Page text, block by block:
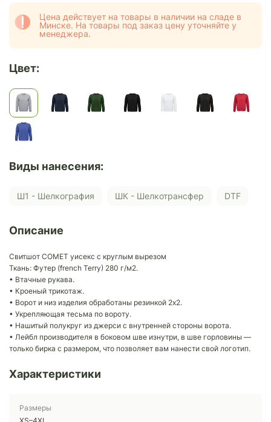
Цена действует на товары в наличии на сладе в
Минске. На товары под заказ цену уточняйте у
менеджера.
Цвет:
Виды нанесения:
Ш1 - Шелкография ШК - Шелкотрансфер DTF
Описание
Свитшот COMET уисекс с круглым вырезом
Ткань: Футер (french Terry) 280 г/м2.
• Втачные рукава.
• Кроеный трикотаж.
• Ворот и низ изделия обработаны резинкой 2х2.
• Укрепляющая тесьма по вороту.
• Нашитый полукруг из джерси с внутренней стороны ворота.
• Лейбл производителя в боковом шве изнутри, в шве горловины —
только бирка с размером, что позволяет вам нанести свой логотип.
Характеристики
Размеры